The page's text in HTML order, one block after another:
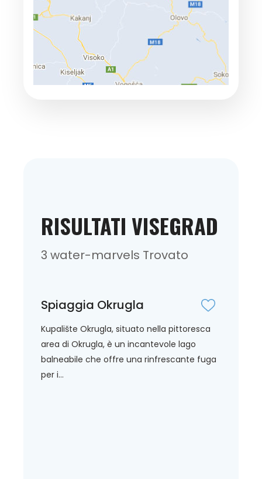
RISULTATI VISEGRAD
3 water-marvels Trovato
Spiaggia Okrugla
Kupalište Okrugla, situato nella pittoresca
area di Okrugla, è un incantevole lago
balneabile che offre una rinfrescante fuga
per i...